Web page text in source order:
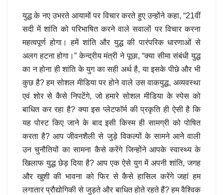
युद्ध के नए उभरते आयामों पर विचार करते हुए उन्होंने कहा, “21वीं
सदी में शांति को परिभाषित करने वाले सवालों पर विचार करना
महत्वपूर्ण होगा। हमें शांति और युद्ध की पारंपरिक धारणाओं से
अलग हटना होगा।” केन्द्रीय मंत्री ने पूछा, “क्या सीमा संबंधी युद्ध
का न होना ही शांति के युग का सही अर्थ है, या इसके पीछे और भी
कुछ है? हम सोशल मीडिया पर होने वाले उस वाकयुद्ध, अव्यवस्था
एवं शोर से कैसे निपटेंगे, जो हमारे सोशल मीडिया के स्पेस को
बाधित कर रहा है? क्या इस प्लेटफॉर्म की प्रकृति ही ऐसी है कि
यह पोस्ट किए जाने के बाद इसी किस्म ही सामग्री को पोषित
करता है? आप जीवनशैली से जुड़े विकल्पों के सामने आने वाली
उन चुनौतियों का सामना कैसे करेंगे जिन्होंने आपके स्वास्थ्य के
खिलाफ युद्ध छेड़ दिया है? आप एक ऐसे युग में अपनी शांति, जगह
और खुशी की भावना को फिर से कैसे हासिल करेंगे जहां हम
लगातार प्रौद्योगिकी से जुड़ते और बाधित होते रहते हैं? हम वैश्विक